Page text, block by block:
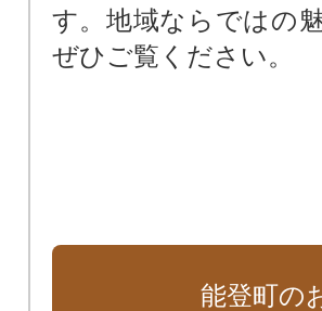
す。地域ならではの
ぜひご覧ください。
能登町の